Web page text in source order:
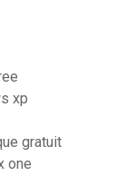
xp
gratuit
one